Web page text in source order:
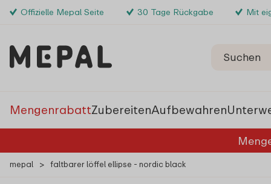
Offizielle Mepal Seite 30 Tage Rückgabe Mit
MengenrabattZubereitenAufbewahren
mepal > faltbarer löffel ellipse - nordic black